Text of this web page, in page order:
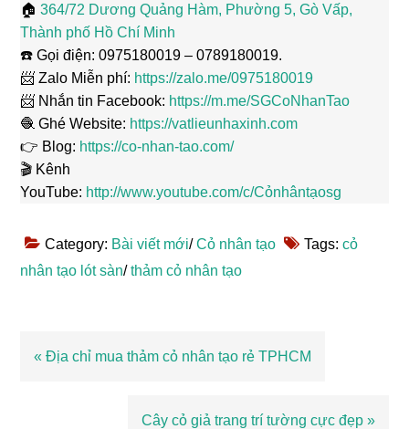
🏠364/72 Dương Quảng Hàm, Phường 5, Gò Vấp,
Thành phố Hồ Chí Minh
☎️ Gọi điện: 0975180019 – 0789180019.
📨 Zalo Miễn phí: https://zalo.me/0975180019
📨 Nhắn tin Facebook: https://m.me/SGCoNhanTao
🧶 Ghé Website: https://vatlieunhaxinh.com
👉 Blog: https://co-nhan-tao.com/
🎬 Kênh
YouTube: http://www.youtube.com/c/Cỏnhântạosg
Category: Bài viết mới/Cỏ nhân tạo Tags:cỏ
nhân tạo lót sàn/thảm cỏ nhân tạo
Bài
« Địa chỉ mua thảm cỏ nhân tạo rẻ TPHCM
Bài
Cây cỏ giả trang trí tường cực đẹp »